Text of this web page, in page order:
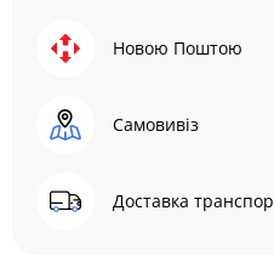
Новою Поштою
Самовивіз
Доставка